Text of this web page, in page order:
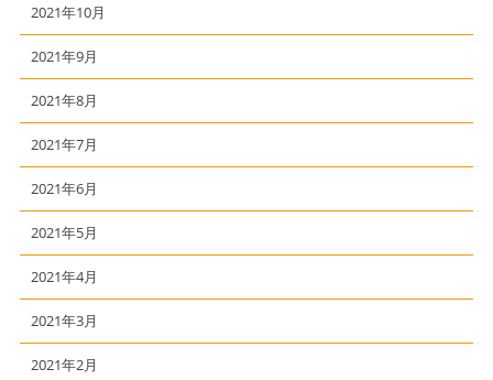
2021年10月
2021年9月
2021年8月
2021年7月
2021年6月
2021年5月
2021年4月
2021年3月
2021年2月